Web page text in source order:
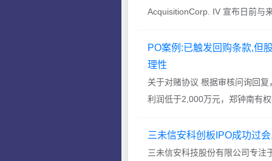
AcquisitionCorp. IV 宣布日前与
PO案例:已触发回购条款,但
理性
关于对赌协议 根据审核问询回
利润低于2,000万元，郑钟南有
三未信安科创板IPO成功过
三未信安科技股份有限公司专注